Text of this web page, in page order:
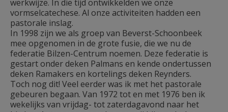
werkwijze. In die tijd ontwikkelden we onze
vormselcatechese. Al onze activiteiten hadden een
pastorale inslag.
In 1998 zijn we als groep van Beverst-Schoonbeek
mee opgenomen in de grote fusie, die we nu de
federatie Bilzen-Centrum noemen. Deze federatie is
gestart onder deken Palmans en kende ondertussen
deken Ramakers en kortelings deken Reynders.
Toch nog dit! Veel eerder was ik met het pastorale
gebeuren begaan. Van 1972 tot en met 1976 ben ik
wekelijks van vrijdag- tot zaterdagavond naar het